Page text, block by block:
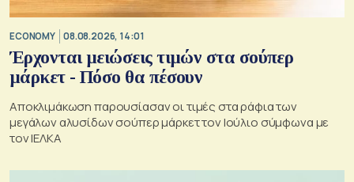
ECONOMY 08.08.2026, 14:01
Έρχονται μειώσεις τιμών στα σούπερ
μάρκετ - Πόσο θα πέσουν
Αποκλιμάκωση παρουσίασαν οι τιμές στα ράφια των
μεγάλων αλυσίδων σούπερ μάρκετ τον Ιούλιο σύμφωνα με
τον ΙΕΛΚΑ